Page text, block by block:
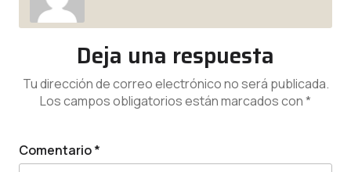
Deja una respuesta
Tu dirección de correo electrónico no será publicada.
Los campos obligatorios están marcados con*
Comentario*